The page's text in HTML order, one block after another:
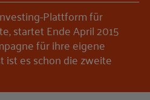
Plattform für
startet Ende April 2015
für ihre eigene
ist es schon die zweite